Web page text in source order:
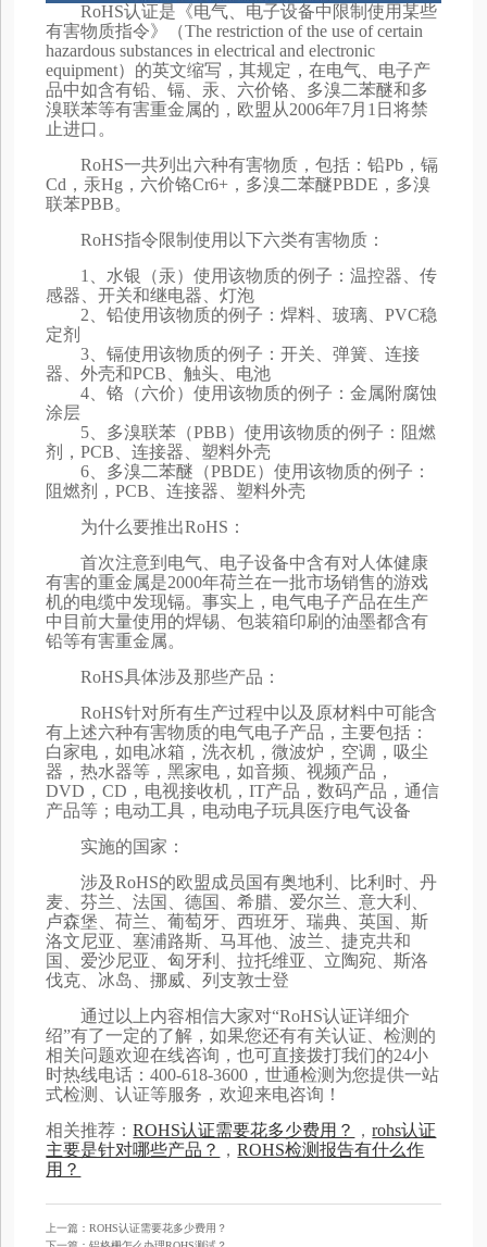
RoHS认证是《电气、电子设备中限制使用某些
有害物质指令》（The restriction of the use of certain
hazardous substances in electrical and electronic
equipment）的英文缩写，其规定，在电气、电子产
品中如含有铅、镉、汞、六价铬、多溴二苯醚和多
溴联苯等有害重金属的，欧盟从2006年7月1日将禁
止进口。
RoHS一共列出六种有害物质，包括：铅Pb，镉
Cd，汞Hg，六价铬Cr6+，多溴二苯醚PBDE，多溴
联苯PBB。
RoHS指令限制使用以下六类有害物质：
1、水银（汞）使用该物质的例子：温控器、传
感器、开关和继电器、灯泡
2、铅使用该物质的例子：焊料、玻璃、PVC稳
定剂
3、镉使用该物质的例子：开关、弹簧、连接
器、外壳和PCB、触头、电池
4、铬（六价）使用该物质的例子：金属附腐蚀
涂层
5、多溴联苯（PBB）使用该物质的例子：阻燃
剂，PCB、连接器、塑料外壳
6、多溴二苯醚（PBDE）使用该物质的例子：
阻燃剂，PCB、连接器、塑料外壳
为什么要推出RoHS：
首次注意到电气、电子设备中含有对人体健康
有害的重金属是2000年荷兰在一批市场销售的游戏
机的电缆中发现镉。事实上，电气电子产品在生产
中目前大量使用的焊锡、包装箱印刷的油墨都含有
铅等有害重金属。
RoHS具体涉及那些产品：
RoHS针对所有生产过程中以及原材料中可能含
有上述六种有害物质的电气电子产品，主要包括：
白家电，如电冰箱，洗衣机，微波炉，空调，吸尘
器，热水器等，黑家电，如音频、视频产品，
DVD，CD，电视接收机，IT产品，数码产品，通信
产品等；电动工具，电动电子玩具医疗电气设备
实施的国家：
涉及RoHS的欧盟成员国有奥地利、比利时、丹
麦、芬兰、法国、德国、希腊、爱尔兰、意大利、
卢森堡、荷兰、葡萄牙、西班牙、瑞典、英国、斯
洛文尼亚、塞浦路斯、马耳他、波兰、捷克共和
国、爱沙尼亚、匈牙利、拉托维亚、立陶宛、斯洛
伐克、冰岛、挪威、列支敦士登
通过以上内容相信大家对“RoHS认证详细介
绍”有了一定的了解，如果您还有有关认证、检测的
相关问题欢迎在线咨询，也可直接拨打我们的24小
时热线电话：400-618-3600，世通检测为您提供一站
式检测、认证等服务，欢迎来电咨询！
相关推荐：ROHS认证需要花多少费用？ ，rohs认证
主要是针对哪些产品？
，ROHS检测报告有什么作
用？
上一篇：ROHS认证需要花多少费用？